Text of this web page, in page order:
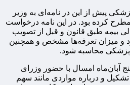
پیش از این در نامه‌ای به وزیر
کرده بود. در این نامه درخواست
بیمه طبق قانون و قبل از تصویب
و میزان تعرفه‌ها مشخص و همچنین
محاسبه شود.
آبان‌ماه امسال با حضور وزرای
و درباره مواردی مانند سهم